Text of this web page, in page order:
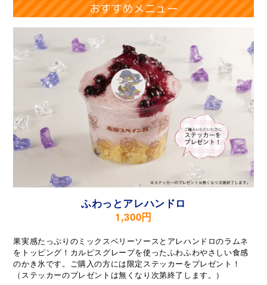
おすすめメニュー
ふわっとアレハンドロ
1,300円
果実感たっぷりのミックスベリーソースとアレハンドロのラムネ
をトッピング！カルピスグレープを使ったふわふわやさしい食感
のかき氷です。ご購入の方には限定ステッカーをプレゼント！
（ステッカーのプレゼントは無くなり次第終了します。）